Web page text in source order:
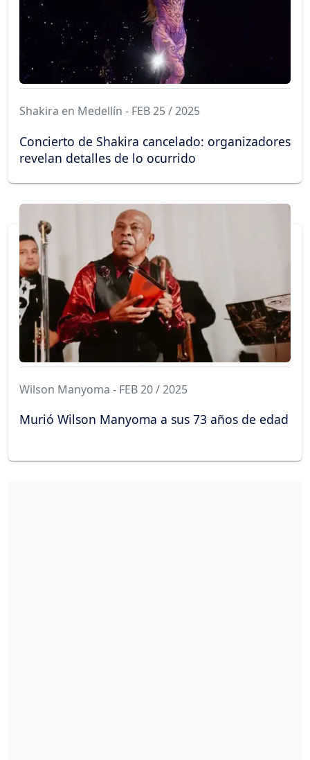
Shakira en Medellín - FEB 25 / 2025
Concierto de Shakira cancelado: organizadores
revelan detalles de lo ocurrido
Wilson Manyoma - FEB 20 / 2025
Murió Wilson Manyoma a sus 73 años de edad